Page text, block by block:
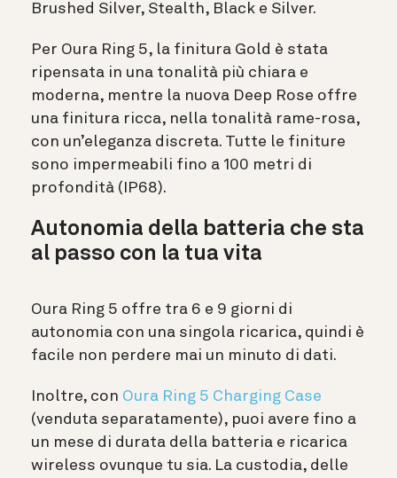
Brushed Silver, Stealth, Black e Silver.
Per Oura Ring 5, la finitura Gold è stata
ripensata in una tonalità più chiara e
moderna, mentre la nuova Deep Rose offre
una finitura ricca, nella tonalità rame-rosa,
con un’eleganza discreta. Tutte le finiture
sono impermeabili fino a 100 metri di
profondità (IP68).
Autonomia della batteria che sta
al passo con la tua vita
Oura Ring 5 offre tra 6 e 9 giorni di
autonomia con una singola ricarica, quindi è
facile non perdere mai un minuto di dati.
Inoltre, con Oura Ring 5 Charging Case
(venduta separatamente), puoi avere fino a
un mese di durata della batteria e ricarica
wireless ovunque tu sia. La custodia, delle